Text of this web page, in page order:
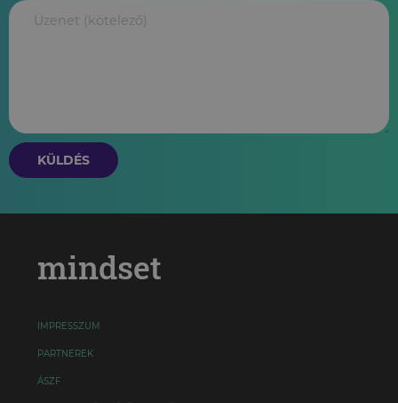
KÜLDÉS
mindset
IMPRESSZUM
PARTNEREK
ÁSZF